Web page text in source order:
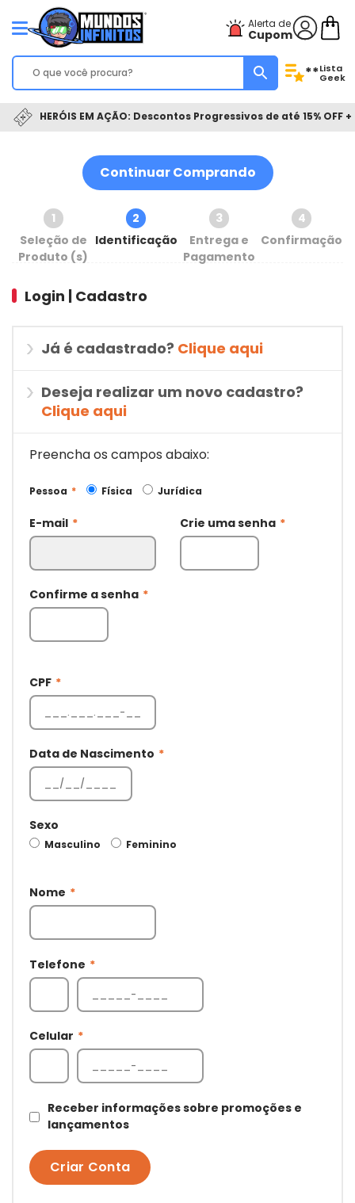
Alerta de
Cupom
**Lista
Geek
HERÓIS EM AÇÃO: Descontos Progressivos de até 15% OFF
Continuar Comprando
1
Seleção de
Produto (s)
2
Identificação
3
Entrega e
Pagamento
4
Confirmação
Login | Cadastro
Já é cadastrado? Clique aqui
Deseja realizar um novo cadastro?
Clique aqui
Preencha os campos abaixo:
Pessoa * Física Jurídica
E-mail * Crie uma senha *
Confirme a senha *
CPF *
Data de Nascimento *
Sexo
Masculino Feminino
Nome *
Telefone *
Celular *
Receber informações sobre promoções e
lançamentos
Criar Conta